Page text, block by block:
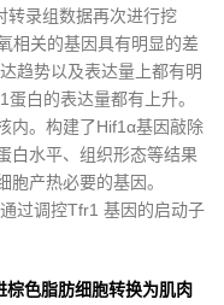
转录组数据再次进行挖
相关的基因具有明显的差
趋势以及表达量上都有明
白的表达量都有上升。
内。构建了Hif1α基因敲除
白水平、组织形态等结果
产热必要的基因。
过调控Tfr1 基因的启动子
色脂肪细胞转换为肌肉